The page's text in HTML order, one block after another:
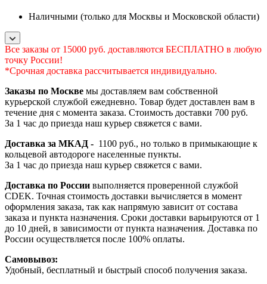
Наличными (только для Москвы и Московской области)
Все заказы от 15000 руб. доставляются БЕСПЛАТНО в любую
точку России!
*Срочная доставка рассчитывается индивидуально.
Заказы по Москве мы доставляем вам собственной
курьерской службой ежедневно. Товар будет доставлен вам в
течение дня с момента заказа. Стоимость доставки 700 руб.
За 1 час до приезда наш курьер свяжется с вами.
Доставка за МКАД - 1100 руб., но только в примыкающие к
кольцевой автодороге населенные пункты.
За 1 час до приезда наш курьер свяжется с вами.
Доставка по России выполняется проверенной службой
CDEK. Точная стоимость доставки вычисляется в момент
оформления заказа, так как напрямую зависит от состава
заказа и пункта назначения. Сроки доставки варьируются от 1
до 10 дней, в зависимости от пункта назначения. Доставка по
России осуществляется после 100% оплаты.
Самовывоз:
Удобный, бесплатный и быстрый способ получения заказа.